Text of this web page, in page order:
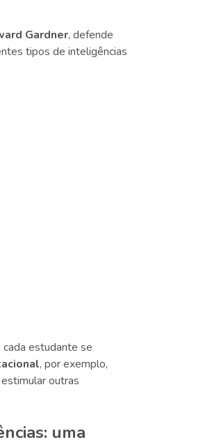
Gardner, defende
tipos de inteligências
estudante se
, por exemplo,
outras
uma